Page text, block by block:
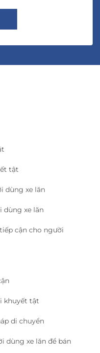
tật
dùng xe lăn
dùng xe lăn
cận cho người
khuyết tật
di chuyển
dùng xe lăn để bán